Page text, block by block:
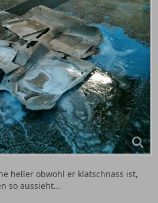
heller obwohl er klatschnass ist,
so aussieht...